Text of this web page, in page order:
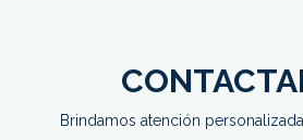
Brindamos atención